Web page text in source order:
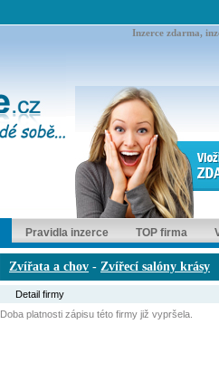
Inzerce zdarma,
Pravidla inzerce TOP firma
Zvířata a chov - Zvířecí salóny krásy
Detail firmy
Doba platnosti zápisu této firmy již vypršela.